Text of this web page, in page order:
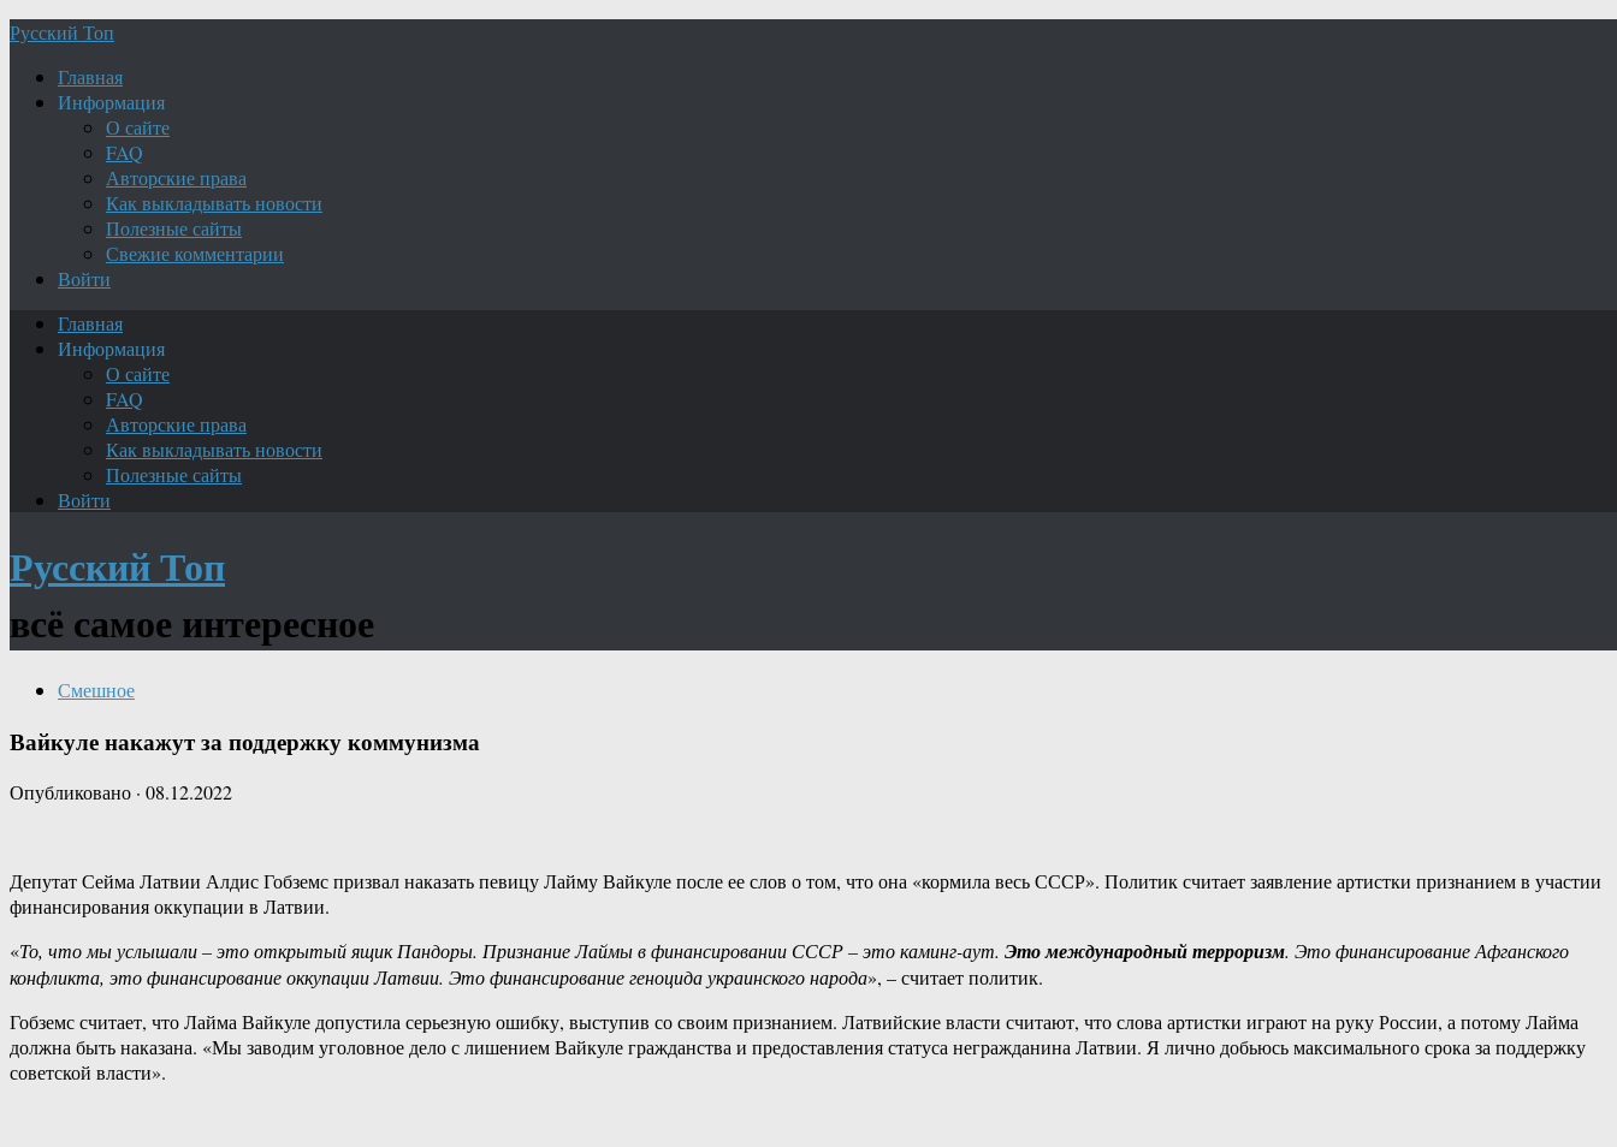
Русский Топ
Главная
Информация
О сайте
FAQ
Авторские права
Как выкладывать новости
Полезные сайты
Свежие комментарии
Войти
Главная
Информация
О сайте
FAQ
Авторские права
Как выкладывать новости
Полезные сайты
Войти
Русский Топ
всё самое интересное
Смешное
Вайкуле накажут за поддержку коммунизма
Опубликовано · 08.12.2022
Депутат Сейма Латвии Алдис Гобземс призвал наказать певицу Лайму Вайкуле после ее слов о том, что она «кормила весь СССР». Политик считает заявление артистки признанием в участии
финансирования оккупации в Латвии.
«То, что мы услышали – это открытый ящик Пандоры. Признание Лаймы в финансировании СССР – это каминг-​аут. Это международный терроризм. Это финансирование Афганского
конфликта, это финансирование оккупации Латвии. Это финансирование геноцида украинского народа», – считает политик.
Гобземс считает, что Лайма Вайкуле допустила серьезную ошибку, выступив со своим признанием. Латвийские власти считают, что слова артистки играют на руку России, а потому Лайма
должна быть наказана. «Мы заводим уголовное дело с лишением Вайкуле гражданства и предоставления статуса негражданина Латвии. Я лично добьюсь максимального срока за поддержку
советской власти».